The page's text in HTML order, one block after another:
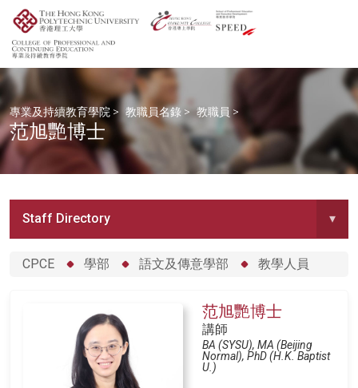
專業及持續教育學院 > 教職員名錄 > 教職員 >
范旭艷博士
Staff Directory ▾
CPCE 學部 語文及傳意學部 教學人員
范旭艷博士
講師
BA (SYSU), MA (Beijing
Normal), PhD (H.K. Baptist
U.)